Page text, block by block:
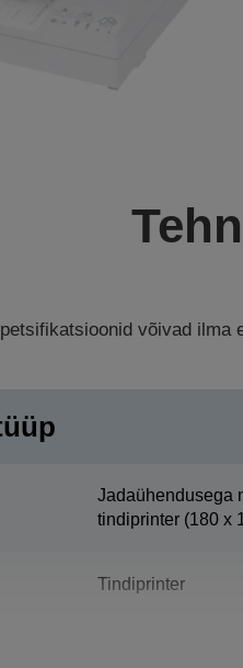
võivad ilma
Jadaühendusega
tindiprinter (180 x
Tindiprinter